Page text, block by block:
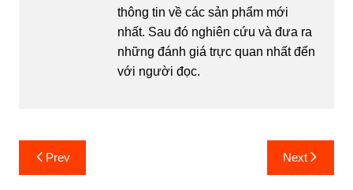
thông tin về các sản phẩm mới
nhất. Sau đó nghiên cứu và đưa ra
những đánh giá trực quan nhất đến
với người đọc.
Post
navigation
Prev Next